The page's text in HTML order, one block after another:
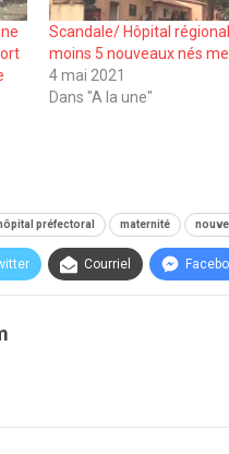
Scandale/ Hôpital
moins 5 nouveaux nés
4 mai 2021
Dans "A la une"
hôpital préfectoral maternité
Courriel